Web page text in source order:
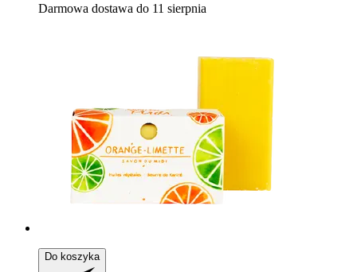
Darmowa dostawa do 11 sierpnia
Do koszyka